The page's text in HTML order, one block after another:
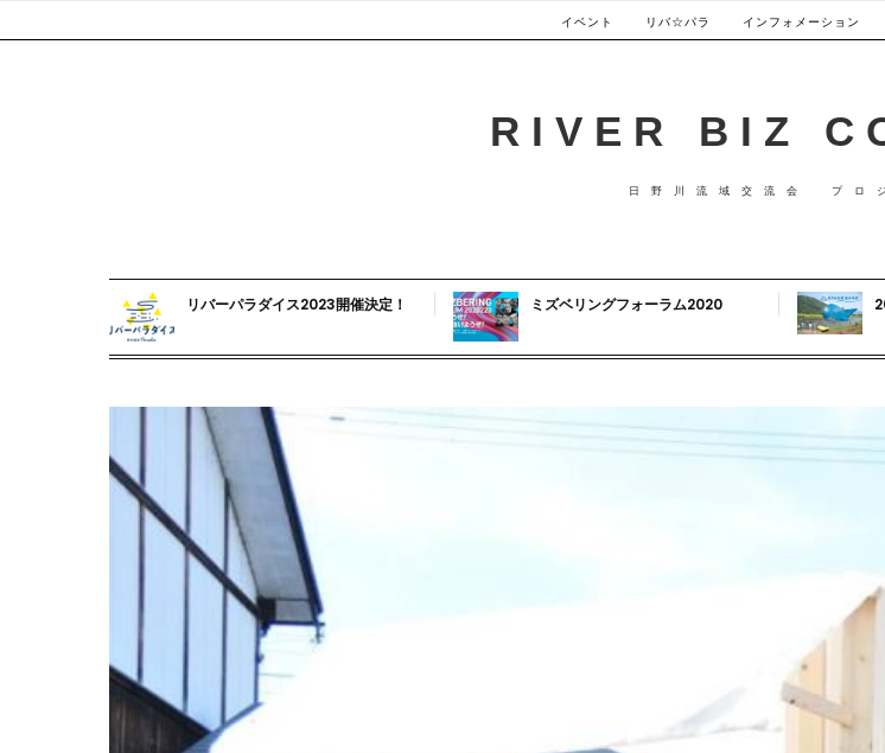
to
イベント リバ☆パラ インフォメーション
RIVER BIZ
日野川流域交流会 プロ
リバーパラダイス2023開催決定！ ミズベリングフォーラム2020